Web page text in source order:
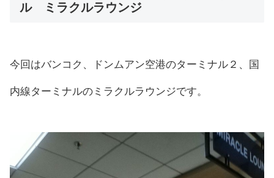
ル ミラクルラウンジ
今回はバンコク、ドンムアン空港のターミナル２、国
内線ターミナルのミラクルラウンジです。